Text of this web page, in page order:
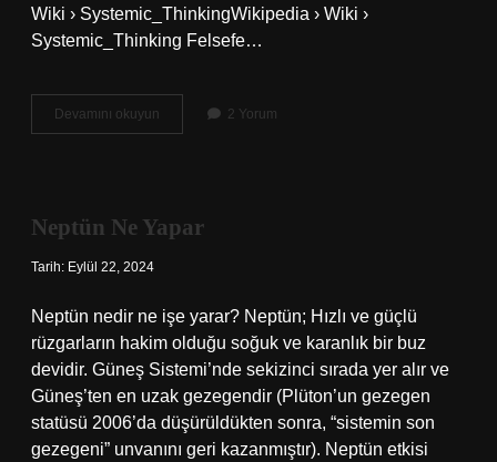
Wiki › Systemic_ThinkingWikipedia › Wiki ›
Systemic_Thinking Felsefe…
Devamını okuyun
Sistematik
2 Yorum
Neptün Ne Yapar
Tarih: Eylül 22, 2024
Neptün nedir ne işe yarar? Neptün; Hızlı ve güçlü
rüzgarların hakim olduğu soğuk ve karanlık bir buz
devidir. Güneş Sistemi’nde sekizinci sırada yer alır ve
Güneş’ten en uzak gezegendir (Plüton’un gezegen
statüsü 2006’da düşürüldükten sonra, “sistemin son
gezegeni” unvanını geri kazanmıştır). Neptün etkisi